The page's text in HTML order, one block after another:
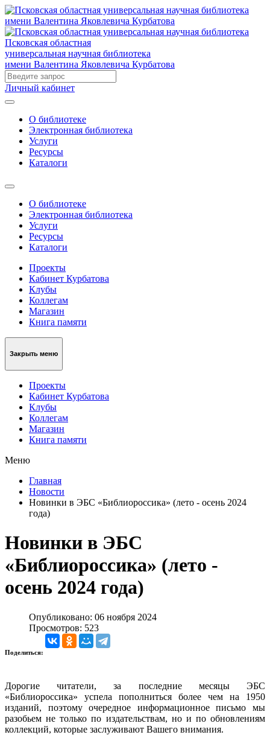
Псковская областная
универсальная научная библиотека
имени Валентина Яковлевича Курбатова
Личный кабинет
О библиотеке
Электронная библиотека
Услуги
Ресурсы
Каталоги
О библиотеке
Электронная библиотека
Услуги
Ресурсы
Каталоги
Проекты
Кабинет Курбатова
Клубы
Коллегам
Магазин
Книга памяти
Закрыть меню
Проекты
Кабинет Курбатова
Клубы
Коллегам
Магазин
Книга памяти
Меню
Главная
Новости
Новинки в ЭБС «Библиороссика» (лето - осень 2024
года)
Новинки в ЭБС
«Библиороссика» (лето -
осень 2024 года)
Опубликовано: 06 ноября 2024
Просмотров: 523
Поделиться:
Дорогие читатели, за последние месяцы ЭБС
«Библиороссика» успела пополниться более чем на 1950
изданий, поэтому очередное информационное письмо мы
разобьем не только по издательствам, но и по обновлениям
коллекций, которые заслуживают Вашего внимания.